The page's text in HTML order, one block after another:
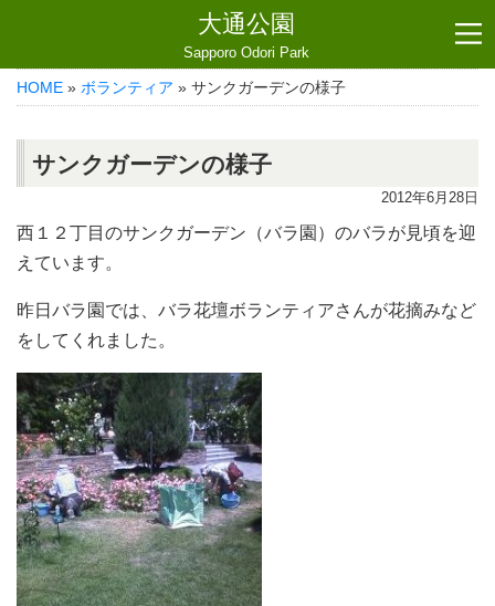
大通公園
Sapporo Odori Park
HOME » ボランティア » サンクガーデンの様子
サンクガーデンの様子
2012年6月28日
西１２丁目のサンクガーデン（バラ園）のバラが見頃を迎
えています。
昨日バラ園では、バラ花壇ボランティアさんが花摘みなど
をしてくれました。